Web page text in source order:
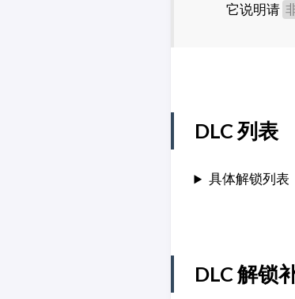
它说明请
DLC 列表
具体解锁列表
DLC 解锁